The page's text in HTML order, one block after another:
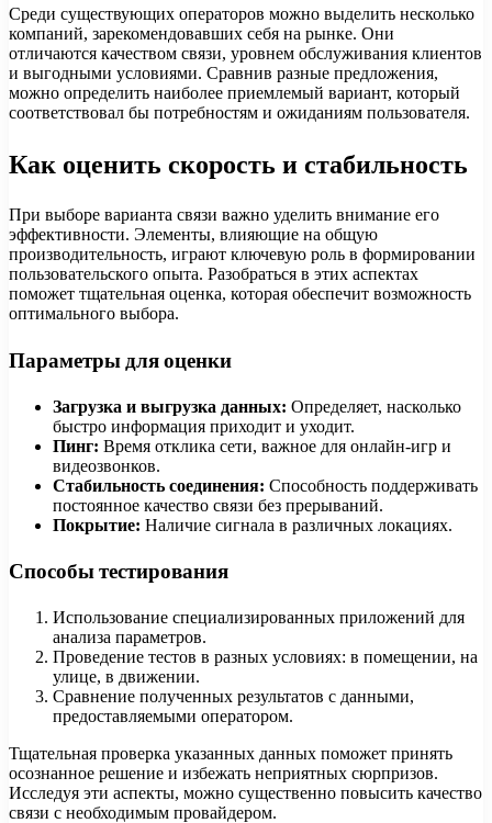
Среди существующих операторов можно выделить несколько
компаний, зарекомендовавших себя на рынке. Они
отличаются качеством связи, уровнем обслуживания клиентов
и выгодными условиями. Сравнив разные предложения,
можно определить наиболее приемлемый вариант, который
соответствовал бы потребностям и ожиданиям пользователя.
Как оценить скорость и стабильность
При выборе варианта связи важно уделить внимание его
эффективности. Элементы, влияющие на общую
производительность, играют ключевую роль в формировании
пользовательского опыта. Разобраться в этих аспектах
поможет тщательная оценка, которая обеспечит возможность
оптимального выбора.
Параметры для оценки
Загрузка и выгрузка данных: Определяет, насколько
быстро информация приходит и уходит.
Пинг: Время отклика сети, важное для онлайн-игр и
видеозвонков.
Стабильность соединения: Способность поддерживать
постоянное качество связи без прерываний.
Покрытие: Наличие сигнала в различных локациях.
Способы тестирования
Использование специализированных приложений для
анализа параметров.
Проведение тестов в разных условиях: в помещении, на
улице, в движении.
Сравнение полученных результатов с данными,
предоставляемыми оператором.
Тщательная проверка указанных данных поможет принять
осознанное решение и избежать неприятных сюрпризов.
Исследуя эти аспекты, можно существенно повысить качество
связи с необходимым провайдером.